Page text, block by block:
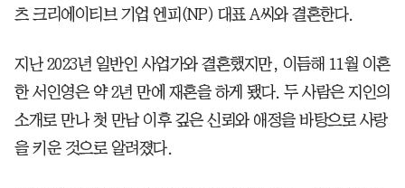
츠 크리에이티브 기업 엔피(NP) 대표 A씨와 결혼한다.
지난 2023년 일반인 사업가와 결혼했지만, 이듬해 11월 이혼
한 서인영은 약 2년 만에 재혼을 하게 됐다. 두 사람은 지인의
소개로 만나 첫 만남 이후 깊은 신뢰와 애정을 바탕으로 사랑
을 키운 것으로 알려졌다.